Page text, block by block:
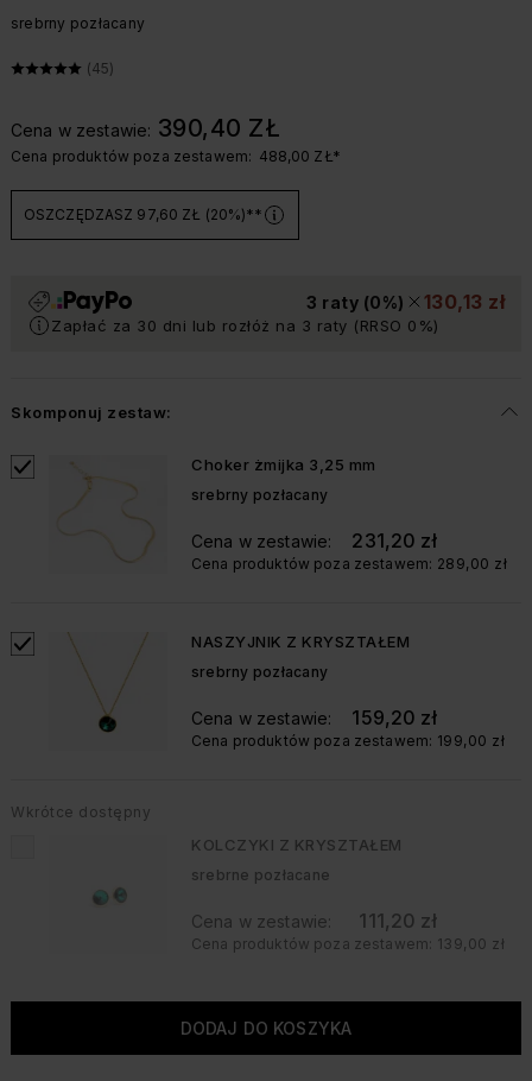
srebrny pozłacany
ŚREDNIA OCENA: 5 Z 5, LICZBA OPINII: 45
(45)
Cena w zestawie: 390,40 ZŁ
Cena produktów poza zestawem: 488,00 ZŁ*
OSZCZĘDZASZ 97,60 ZŁ (20%)**
3 raty (0%) 130,13 zł
Zapłać za 30 dni lub rozłóż na 3 raty (RRSO 0%)
Skomponuj zestaw:
Choker żmijka 3,25 mm
srebrny pozłacany
Cena w zestawie: 231,20 zł
Cena produktów poza zestawem: 289,00 zł
NASZYJNIK Z KRYSZTAŁEM
srebrny pozłacany
Cena w zestawie: 159,20 zł
Cena produktów poza zestawem: 199,00 zł
Wkrótce dostępny
KOLCZYKI Z KRYSZTAŁEM
srebrne pozłacane
Cena w zestawie: 111,20 zł
Cena produktów poza zestawem: 139,00 zł